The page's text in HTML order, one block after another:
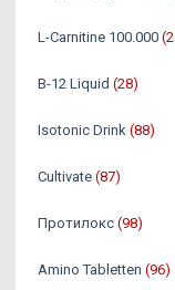
L-Carnitine 100.000
B-12 Liquid (28)
Isotonic Drink (88)
Cultivate (87)
Протилокс (98)
Amino Tabletten (96)